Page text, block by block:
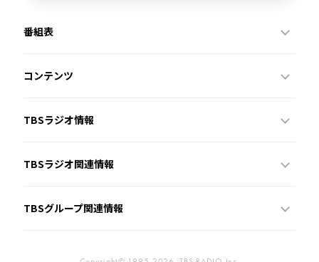
番組表
コンテンツ
TBSラジオ情報
TBSラジオ関連情報
TBSグループ関連情報